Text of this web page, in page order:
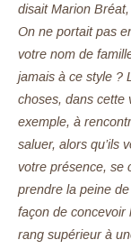
disait Marion
On ne portait pas
votre nom de
jamais à ce style ?
choses, dans cette
exemple, à
saluer, alors qu’ils
votre présence, se
prendre la peine
façon de concevoir
rang supérieur à